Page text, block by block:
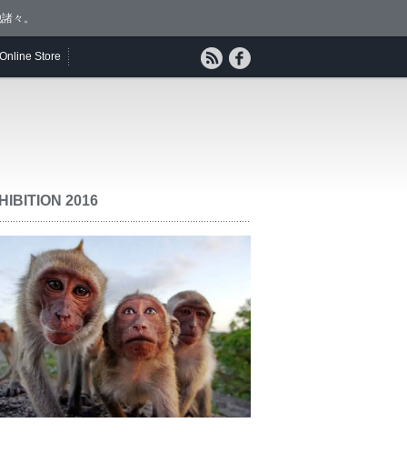
々。
Online Store
2016